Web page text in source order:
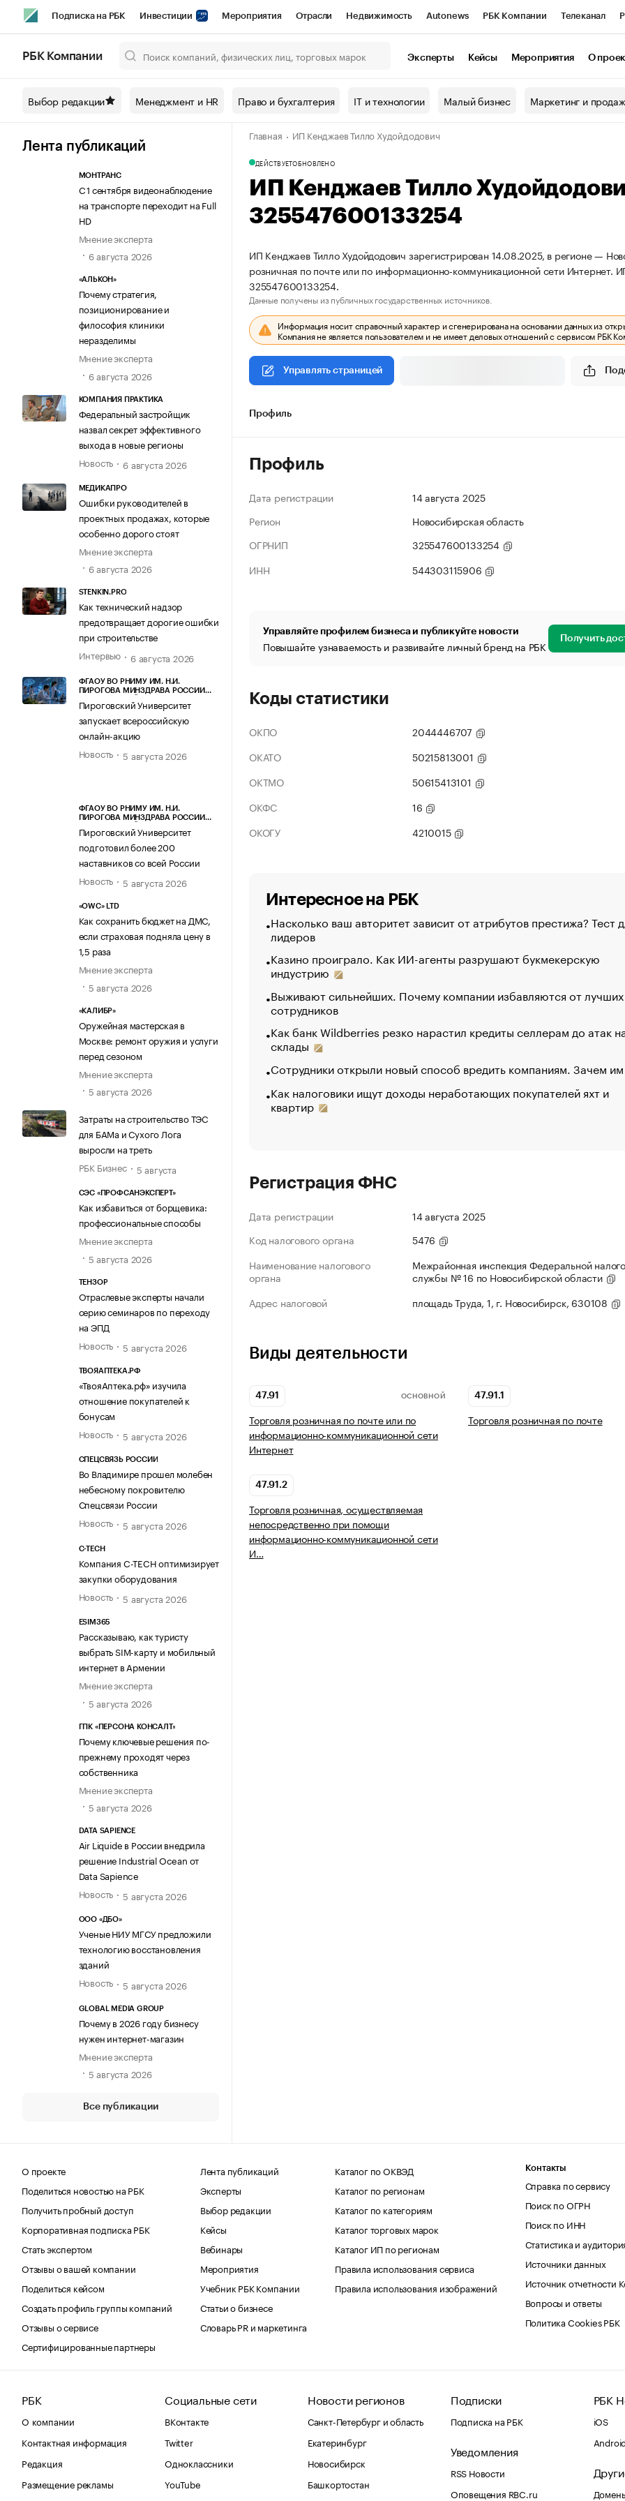
Подписка на РБК Инвестиции Мероприятия Отрасли Недвижимость Autonews РБК Компании Телеканал
Спецпроекты СПб Конференции СПб Спецпроекты Проверка контрагентов
Технологии и медиа Рынок наличной валюты
РБК Компании Эксперты Кейсы Мероприятия О
Выбор редакции Менеджмент и HR Право и бухгалтерия IT и технологии Малый бизнес Маркетинг и
Лента публикаций
МОНТРАНС
С 1 сентября видеонаблюдение
на транспорте переходит на Full
HD
Мнение эксперта
6 августа 2026
«АЛЬКОН»
Почему стратегия,
позиционирование и
философия клиники
неразделимы
Мнение эксперта
6 августа 2026
КОМПАНИЯ ПРАКТИКА
Федеральный застройщик
назвал секрет эффективного
выхода в новые регионы
Новость
6 августа 2026
МЕДИКАПРО
Ошибки руководителей в
проектных продажах, которые
особенно дорого стоят
Мнение эксперта
6 августа 2026
STENKIN.PRO
Как технический надзор
предотвращает дорогие ошибки
при строительстве
Интервью
6 августа 2026
ФГАОУ ВО РНИМУ ИМ. Н.И.
ПИРОГОВА МИНЗДРАВА РОССИИ
Пироговский Университет
запускает всероссийскую
онлайн-акцию
Новость
5 августа 2026
ФГАОУ ВО РНИМУ ИМ. Н.И.
ПИРОГОВА МИНЗДРАВА РОССИИ
Пироговский Университет
подготовил более 200
наставников со всей России
Новость
5 августа 2026
«OWC» LTD
Как сохранить бюджет на ДМС,
если страховая подняла цену в
1,5 раза
Мнение эксперта
5 августа 2026
«КАЛИБР»
Оружейная мастерская в
Москве: ремонт оружия и услуги
перед сезоном
Мнение эксперта
5 августа 2026
Затраты на строительство ТЭС
для БАМа и Сухого Лога
выросли на треть
РБК Бизнес
5 августа
СЭС «ПРОФСАНЭКСПЕРТ»
Как избавиться от борщевика:
профессиональные способы
Мнение эксперта
5 августа 2026
ТЕНЗОР
Отраслевые эксперты начали
серию семинаров по переходу
на ЭПД
Новость
5 августа 2026
ТВОЯАПТЕКА.РФ
«ТвояАптека.рф» изучила
отношение покупателей к
бонусам
Новость
5 августа 2026
СПЕЦСВЯЗЬ РОССИИ
Во Владимире прошел молебен
небесному покровителю
Спецсвязи России
Новость
5 августа 2026
C-TECH
Компания C-TECH оптимизирует
закупки оборудования
Новость
5 августа 2026
ESIM365
Рассказываю, как туристу
выбрать SIM-карту и мобильный
интернет в Армении
Мнение эксперта
5 августа 2026
ГПК «ПЕРСОНА КОНСАЛТ»
Почему ключевые решения по-
прежнему проходят через
собственника
Мнение эксперта
5 августа 2026
DATA SAPIENCE
Air Liquide в России внедрила
решение Industrial Ocean от
Data Sapience
Новость
5 августа 2026
ООО «ДБО»
Ученые НИУ МГСУ предложили
технологию восстановления
зданий
Новость
5 августа 2026
GLOBAL MEDIA GROUP
Почему в 2026 году бизнесу
нужен интернет-магазин
Мнение эксперта
5 августа 2026
Все публикации
Главная ИП Кенджаев Тилло Худойдодович
ДЕЙСТВУЕТОБНОВЛЕНО
ИП Кенджаев Тилло
325547600133254
ИП Кенджаев Тилло Худойдодович зарегистрирован 14.08.2025, в регионе —
розничная по почте или по информационно-коммуникационной сети
325547600133254.
Данные получены из публичных государственных источников.
Информация носит справочный характер и сгенерирована на основании данных из
Компания не является пользователем и не имеет деловых отношений с сервисом РБК
Управлять страницей
Профиль
Профиль
Дата регистрации
14 августа 2025
Регион
Новосибирская область
ОГРНИП
325547600133254
ИНН
544303115906
Управляйте профилем бизнеса и публикуйте новости
Повышайте узнаваемость и развивайте личный бренд на РБК Получить
Коды статистики
ОКПО
2044446707
ОКАТО
50215813001
ОКТМО
50615413101
ОКФС
16
ОКОГУ
4210015
Интересное на РБК
Насколько ваш авторитет зависит от атрибутов престижа? Тест
лидеров
Казино проиграло. Как ИИ-агенты разрушают букмекерскую
индустрию
Выживают сильнейших. Почему компании избавляются от лучших
сотрудников
Как банк Wildberries резко нарастил кредиты селлерам до атак
склады
Сотрудники открыли новый способ вредить компаниям. Зачем
Как налоговики ищут доходы неработающих покупателей яхт и
квартир
Регистрация ФНС
Дата регистрации
14 августа 2025
Код налогового органа
5476
Наименование налогового
органа
Межрайонная инспекция Федеральной
службы № 16 по Новосибирской области
Адрес налоговой
площадь Труда, 1, г. Новосибирск, 630108
Виды деятельности
47.91 ОСНОВНОЙ
Торговля розничная по почте или по
информационно-коммуникационной сети
Интернет
47.91.1
Торговля розничная по почте
47.91.2
Торговля розничная, осуществляемая
непосредственно при помощи
информационно-коммуникационной сети
И…
О проекте
Поделиться новостью на РБК
Получить пробный доступ
Корпоративная подписка РБК
Стать экспертом
Отзывы о вашей компании
Поделиться кейсом
Создать профиль группы компаний
Отзывы о сервисе
Сертифицированные партнеры
Лента публикаций
Эксперты
Выбор редакции
Кейсы
Вебинары
Мероприятия
Учебник РБК Компании
Статьи о бизнесе
Словарь PR и маркетинга
Каталог по ОКВЭД
Каталог по регионам
Каталог по категориям
Каталог торговых марок
Каталог ИП по регионам
Правила использования сервиса
Правила использования изображений
Контакты
Справка по сервису
Поиск по ОГРН
Поиск по ИНН
Статистика и
Источники данных
Источник отчетности
Вопросы и ответы
Политика Cookies РБК
РБК
О компании
Контактная информация
Редакция
Размещение рекламы
Социальные сети
ВКонтакте
Twitter
Одноклассники
YouTube
Новости регионов
Санкт-Петербург и область
Екатеринбург
Новосибирск
Башкортостан
Подписки
Подписка на РБК
Уведомления
RSS Новости
Оповещения RBC.ru
РБК
iOS